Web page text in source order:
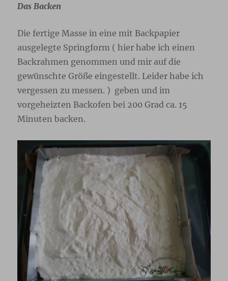
Das Backen
Die fertige Masse in eine mit Backpapier
ausgelegte Springform ( hier habe ich einen
Backrahmen genommen und mir auf die
gewünschte Größe eingestellt. Leider habe ich
vergessen zu messen. ) geben und im
vorgeheizten Backofen bei 200 Grad ca. 15
Minuten backen.